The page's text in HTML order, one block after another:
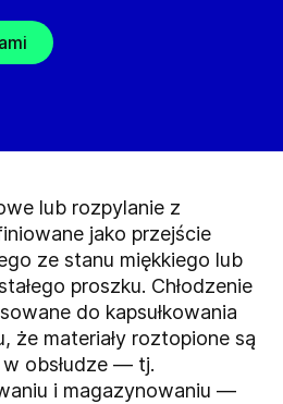
lub rozpylanie z
jako przejście
ze stanu miękkiego lub
proszku. Chłodzenie
do kapsułkowania
że materiały roztopione są
w obsłudze — tj.
i magazynowaniu —